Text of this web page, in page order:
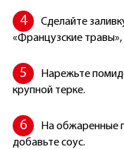
Сделайте
«Французские травы»,
Нарежьте
крупной терке.
На обжаренные
добавьте соус.